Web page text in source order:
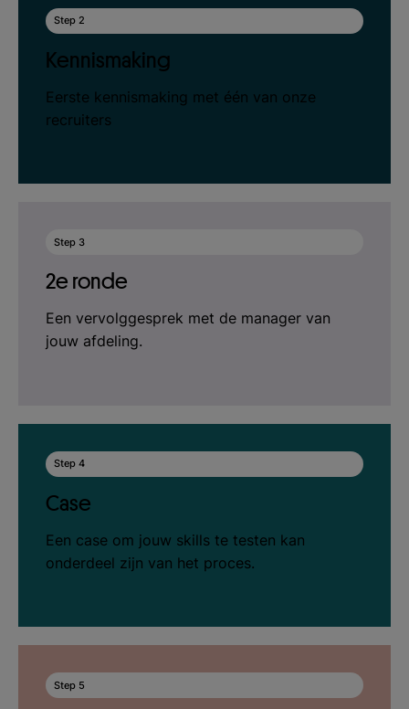
Step 2
Kennismaking
Eerste kennismaking met één van onze
recruiters
Step 3
2e ronde
Een vervolggesprek met de manager van
jouw afdeling.
Step 4
Case
Een case om jouw skills te testen kan
onderdeel zijn van het proces.
Step 5